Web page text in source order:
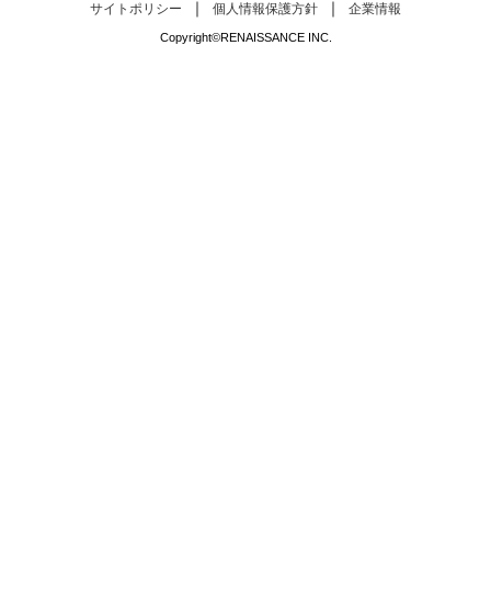
サイトポリシー 個人情報保護方針 企業情報
Copyright©RENAISSANCE INC.